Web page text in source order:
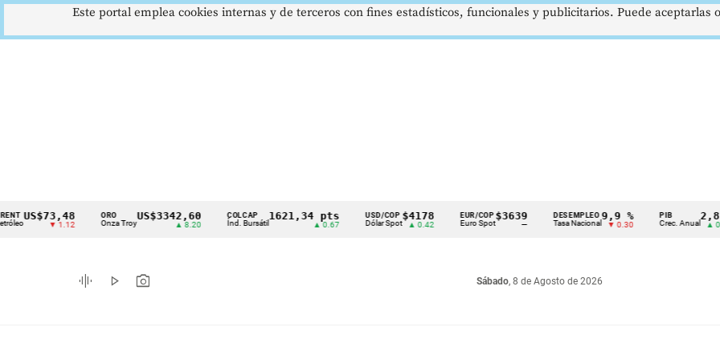
Cintillo
indicadores
económicos
▼ 1.12
ORO
Onza Troy
US$3342,60 COLCAP
Índ. Bursátil
1621,34 pts USD/COP
Dólar Spot
$4178
▲ 0.42
EUR/COP
Euro Spot
$3639
—
DESEMPLEO
Tasa Nacional
9,9 %
▼ 0.30
PIB
Crec. Anual
2,8 %
▲ 0.10
graphic_eq play_arrow photo_camera Sábado, 8 de Agosto de 2026
Este portal emplea cookies internas y de terceros con fines estadísticos, funcionales y publicitarios. Puede aceptarlas